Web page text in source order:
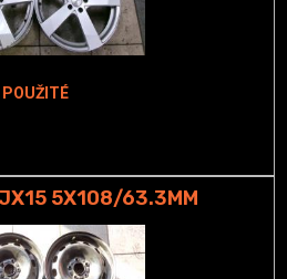
POUŽITÉ
5X108/63.3MM